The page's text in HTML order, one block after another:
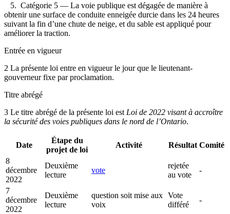
5. Catégorie 5 — La voie publique est dégagée de manière à
obtenir une surface de conduite enneigée durcie dans les 24 heures
suivant la fin d’une chute de neige, et du sable est appliqué pour
améliorer la traction.
Entrée en vigueur
2 La présente loi entre en vigueur le jour que le lieutenant-
gouverneur fixe par proclamation.
Titre abrégé
3 Le titre abrégé de la présente loi est Loi de 2022 visant à accroître
la sécurité des voies publiques dans le nord de l’Ontario.
Date
Étape du
projet de loi
Activité Résultat Comité
8
décembre
2022
Deuxième
lecture
vote
rejetée
au vote
-
7
décembre
2022
Deuxième
lecture
question soit mise aux
voix
Vote
différé
-